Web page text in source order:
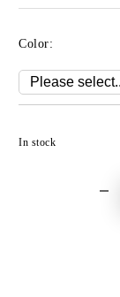
Color:
In stock